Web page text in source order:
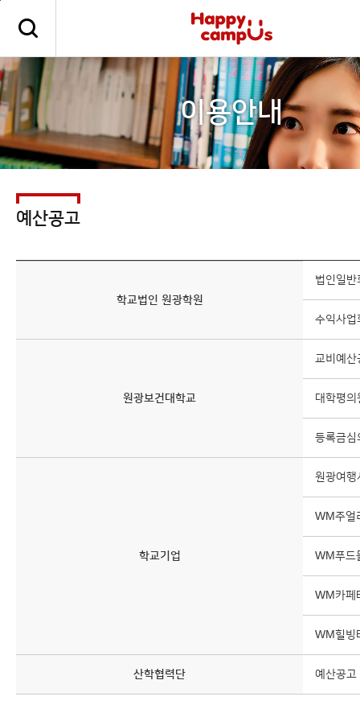
이용안내
예산공고
학교법인 원광학원
법인일
수익사업
원광보건대학교
교비예산
대학평
등록금심
학교기업
원광여행
WM주얼
WM푸드
WM카페
WM힐빙
산학협력단 예산공고